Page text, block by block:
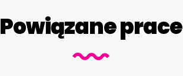
Powiązane prace